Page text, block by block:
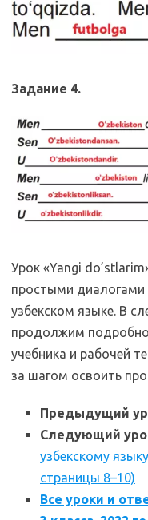
Задание 4.
Урок «Yangi
простыми
узбекском языке. В
продолжим подробно
учебника и рабочей
за шагом освоить
Предыдущий
Следующий
узбекскому
страницы 8–10)
Все уроки и